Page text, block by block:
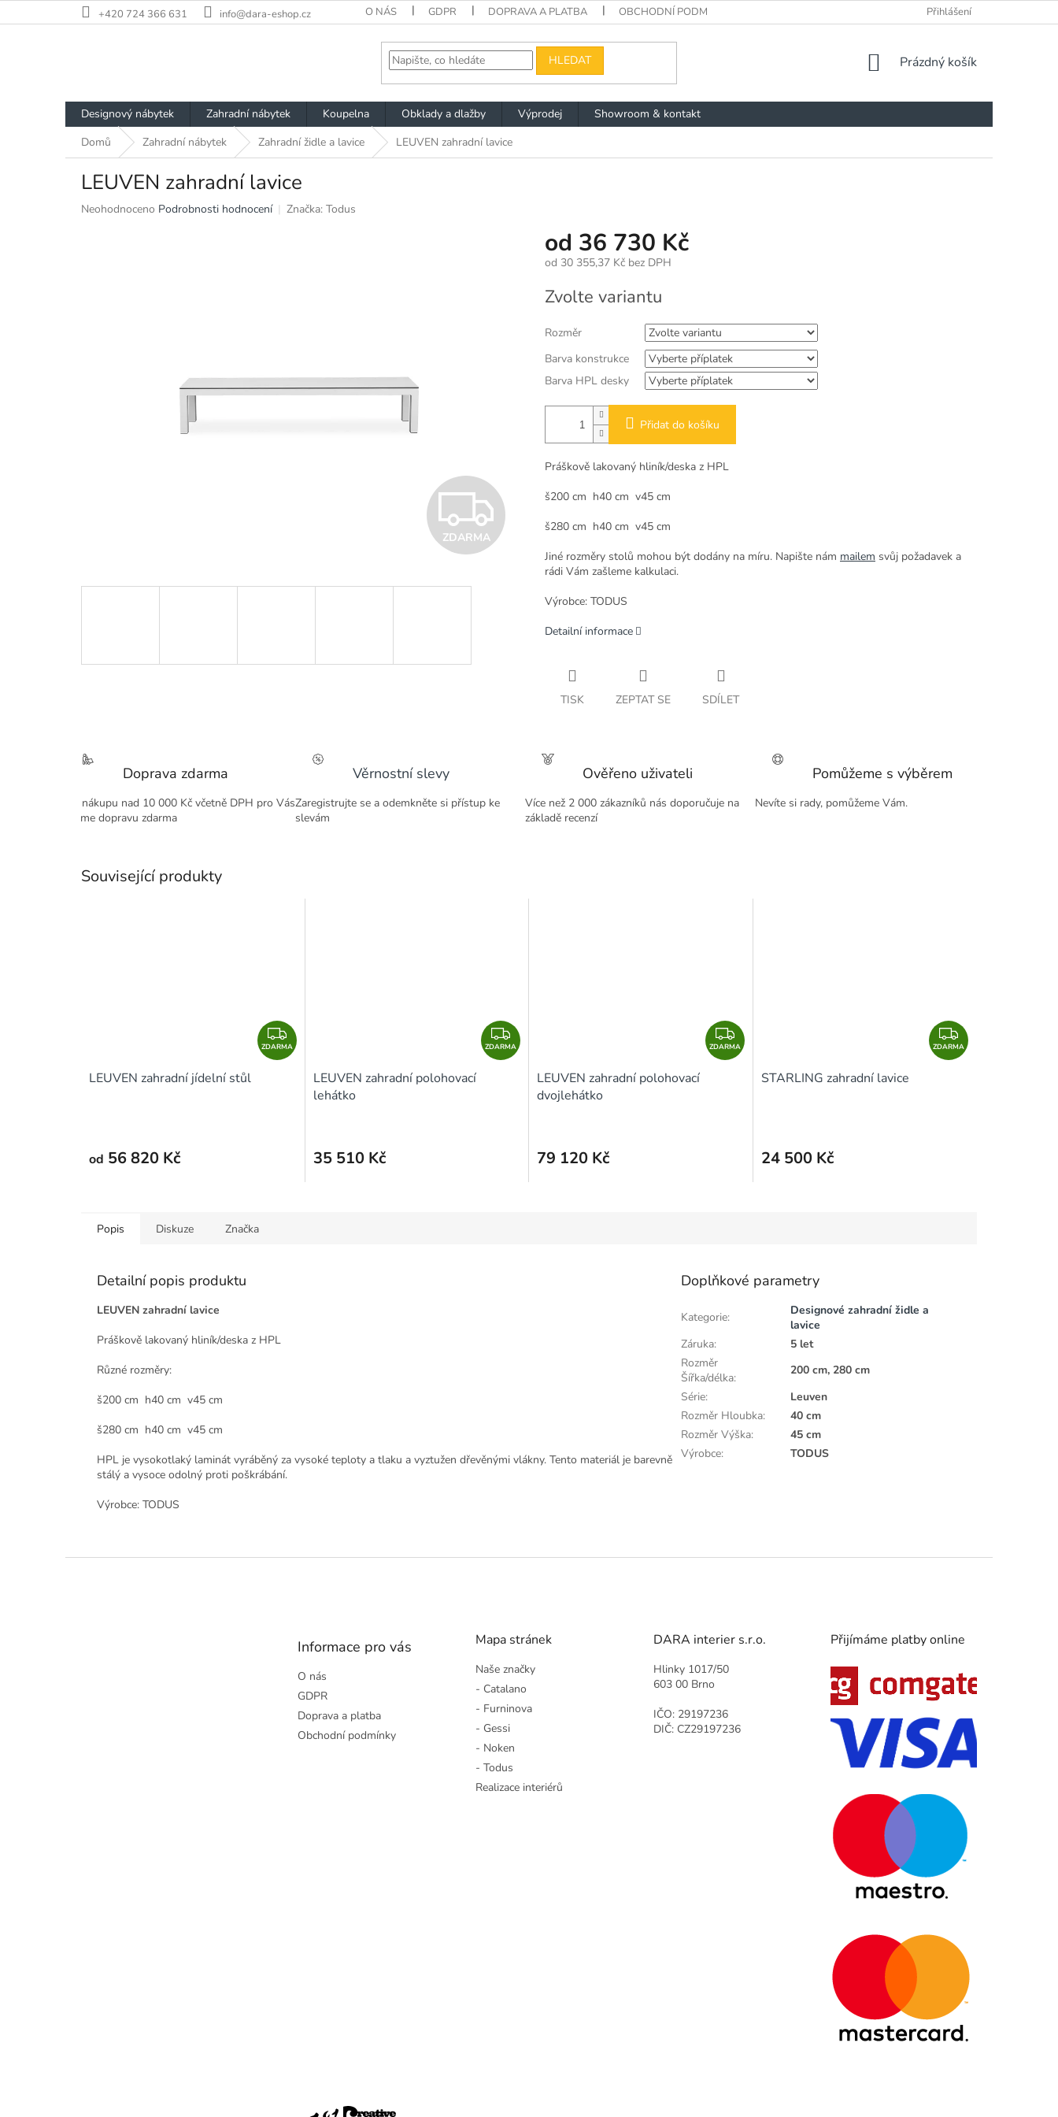
na
+420 724 366 631 info@dara-eshop.cz O NÁS GDPR DOPRAVA A PLATBA OBCHODNÍ PODMÍNKY Přihlášení
HLEDAT
NÁKUPNÍ
Prázdný košík
Designový nábytek Zahradní nábytek Koupelna Obklady a dlažby Výprodej
Showroom & kontakt
Domů
Zahradní nábytek Zahradní židle a lavice LEUVEN zahradní lavice
LEUVEN zahradní lavice
Průměrné
Neohodnoceno Podrobnosti hodnocení Značka: Todus
Z
A
ZDARMA
od 36 730 Kč
od 30 355,37 Kč bez DPH
cena:
Zvolte variantu
Rozměr
Barva konstrukce
Barva HPL desky
Přidat do košíku
Práškově lakovaný hliník/deska z HPL
š200 cm h40 cm v45 cm
š280 cm h40 cm v45 cm
Jiné rozměry stolů mohou být dodány na míru. Napište nám mailem svůj požadavek a
rádi Vám zašleme kalkulaci.
Výrobce: TODUS
Detailní informace
TISK ZEPTAT SE SDÍLET
Doprava zdarma
Při nákupu nad 10 000 Kč včetně DPH pro Vás
máme dopravu zdarma
Věrnostní slevy
Zaregistrujte se a odemkněte si přístup ke
slevám
Ověřeno uživateli
Více než 2 000 zákazníků nás doporučuje na
základě recenzí
Pomůžeme s výběrem
Nevíte si rady, pomůžeme Vám.
Související produkty
Z
D
ZDARMA
LEUVEN zahradní jídelní stůl
od 56 820 Kč
Z
D
ZDARMA
LEUVEN zahradní polohovací
lehátko
35 510 Kč
Z
D
ZDARMA
LEUVEN zahradní polohovací
dvojlehátko
79 120 Kč
Z
D
ZDARMA
STARLING zahradní lavice
24 500 Kč
Popis Diskuze Značka
Detailní popis produktu
LEUVEN zahradní lavice
Práškově lakovaný hliník/deska z HPL
Různé rozměry:
š200 cm h40 cm v45 cm
š280 cm h40 cm v45 cm
HPL je vysokotlaký laminát vyráběný za vysoké teploty a tlaku a vyztužen dřevěnými vlákny. Tento materiál je barevně
stálý a vysoce odolný proti poškrábání.
Výrobce: TODUS
Doplňkové parametry
Kategorie:
Designové zahradní židle a
lavice
Záruka:
5 let
Rozměr
Šířka/délka:
200 cm, 280 cm
Série:
Leuven
Rozměr Hloubka:
40 cm
Rozměr Výška:
45 cm
Výrobce: TODUS
Informace pro vás
O nás
GDPR
Doprava a platba
Obchodní podmínky
Mapa stránek
Naše značky
- Catalano
- Furninova
- Gessi
- Noken
- Todus
Realizace interiérů
DARA interier s.r.o.
Hlinky 1017/50
603 00 Brno
IČO: 29197236
DIČ: CZ29197236
Přijímáme platby online